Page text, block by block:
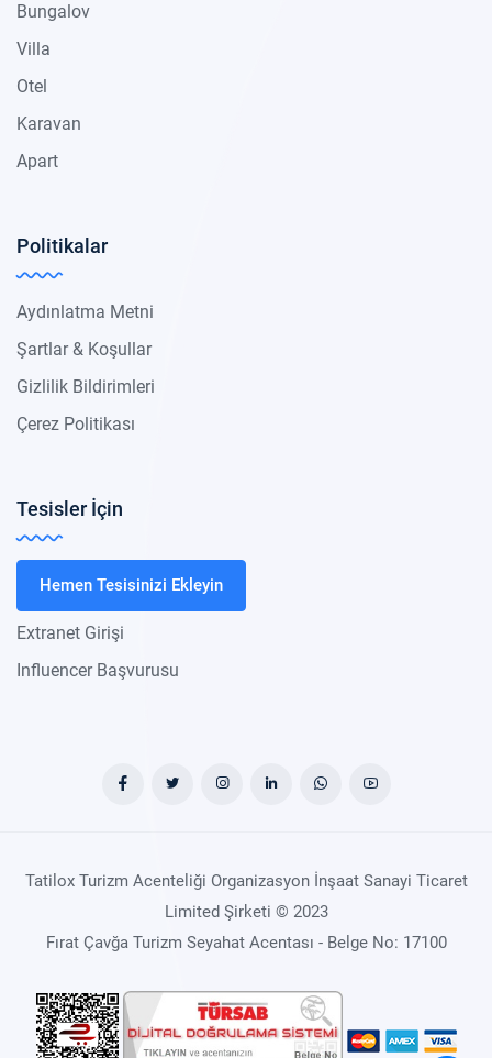
Bungalov
Villa
Otel
Karavan
Apart
Politikalar
Aydınlatma Metni
Şartlar & Koşullar
Gizlilik Bildirimleri
Çerez Politikası
Tesisler İçin
Hemen Tesisinizi Ekleyin
Extranet Girişi
Influencer Başvurusu
Tatilox Turizm Acenteliği Organizasyon İnşaat Sanayi Ticaret
Limited Şirketi © 2023
Fırat Çavğa Turizm Seyahat Acentası - Belge No: 17100